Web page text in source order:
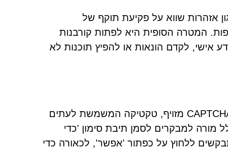
אזהרות שווא על פקיעת תוקף של
המטרה הסופית היא לפתות קורבנות
אישי, לקדם הונאות או להפיץ תוכנות לא
כדי להשיג את מטרתו, Xetat.sbs משתמש במסך אימות CAPTCHA מזויף, טקטיקה המשמשת לעתים
מורה למבקרים לסמן תיבת סימון 'כדי
ללחוץ על כפתור 'אפשר', לכאורה כדי